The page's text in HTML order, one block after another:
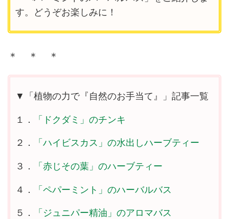
す。どうぞお楽しみに！
＊ ＊ ＊
▼「植物の力で『自然のお手当て』」記事一覧
１． 「ドクダミ」のチンキ
２． 「ハイビスカス」の水出しハーブティー
３． 「赤じその葉」のハーブティー
４． 「ペパーミント」のハーバルバス
５． 「ジュニパー精油」のアロマバス